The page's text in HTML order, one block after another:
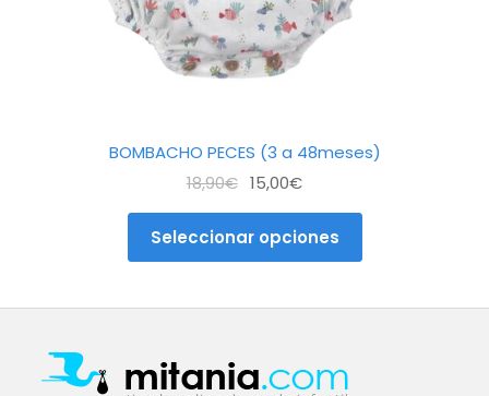
BOMBACHO PECES (3 a 48meses)
18,90€ El
precio
original
era:
15,00€El
precio
actual
es:
Seleccionar opciones
página
de
producto